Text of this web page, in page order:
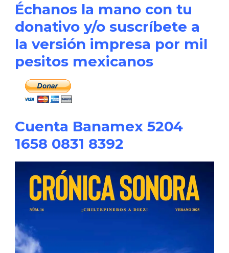
Échanos la mano con tu
donativo y/o suscríbete a
la versión impresa por mil
pesitos mexicanos
Cuenta Banamex 5204
1658 0831 8392